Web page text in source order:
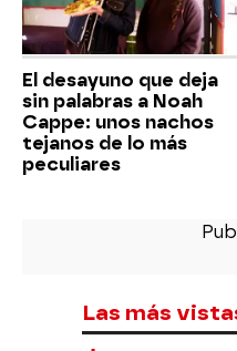
El desayuno que deja
sin palabras a Noah
Cappe: unos nachos
tejanos de lo más
peculiares
Las más